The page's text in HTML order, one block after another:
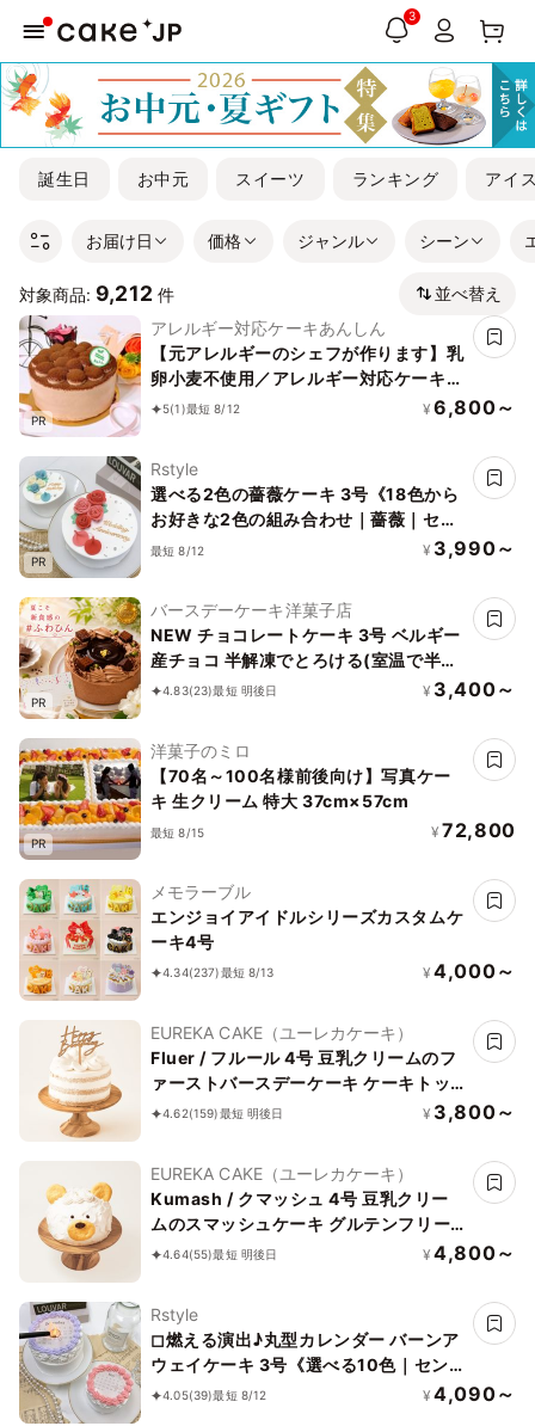
3
誕生日 お中元 スイーツ ランキング アイ
お届け日 価格 ジャンル シーン
対象商品: 9,212 件 並べ替え
PR
アレルギー対応ケーキあんしん
【元アレルギーのシェフが作ります】乳
卵小麦不使用／アレルギー対応ケーキ／
チョコレートケーキ4号（12cm）ヴィ
5(1)最短 8/12 ¥ 6,800～
PR
Rstyle
選べる2色の薔薇ケーキ 3号《18色から
お好きな2色の組み合わせ｜薔薇｜セン
イルケーキ｜メッセージ｜韓国》
最短 8/12 ¥ 3,990～
PR
バースデーケーキ洋菓子店
NEW チョコレートケーキ 3号 ベルギー
産チョコ 半解凍でとろける(室温で半解
凍していただくと、外はふんわり、中は
スデーケーキ お誕生日ケーキ アニバー
サリーカード #ふわひん純生ショコラ
4.83(23)最短 明後日 ¥ 3,400～
PR
洋菓子のミロ
【70名～100名様前後向け】写真ケー
キ 生クリーム 特大 37cm×57cm
最短 8/15 ¥ 72,800
メモラーブル
エンジョイアイドルシリーズカスタムケ
ーキ4号
4.34(237)最短 8/13 ¥ 4,000～
EUREKA CAKE（ユーレカケーキ）
Fluer / フルール 4号 豆乳クリームのフ
ァーストバースデーケーキ ケーキトッ
パー付き グルテンフリー 小麦・乳不使
4.62(159)最短 明後日 ¥ 3,800～
EUREKA CAKE（ユーレカケーキ）
Kumash / クマッシュ 4号 豆乳クリー
ムのスマッシュケーキ グルテンフリー
小麦不使用
4.64(55)最短 明後日 ¥ 4,800～
Rstyle
◻︎燃える演出♪丸型カレンダー バーンア
ウェイケーキ 3号《選べる10色｜セン
イルケーキ｜韓国｜お好きな日付とメッ
4.05(39)最短 8/12 ¥ 4,090～